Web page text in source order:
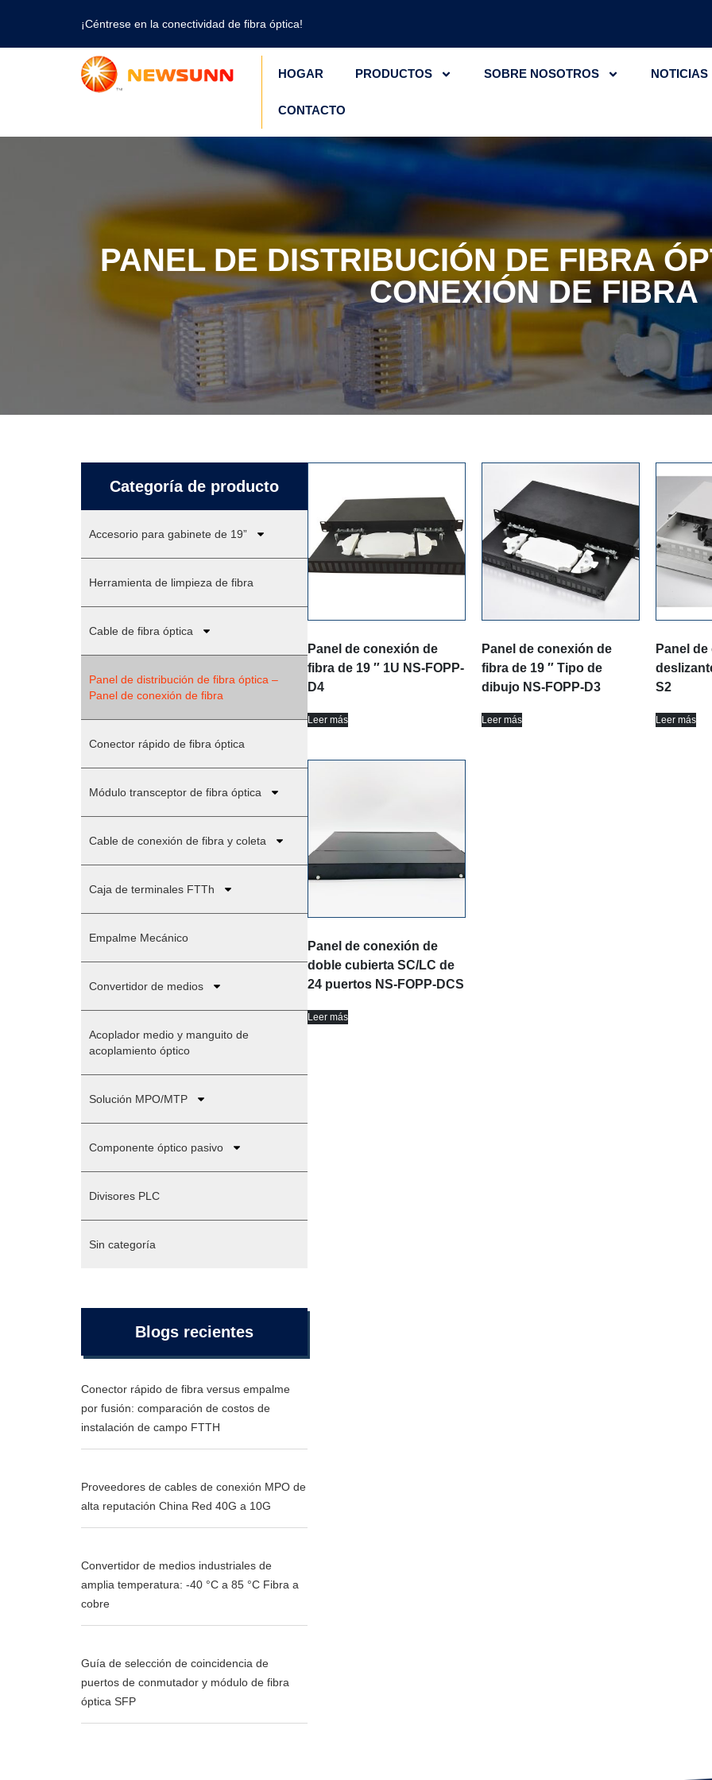
¡Céntrese en la conectividad de fibra óptica!
HOGAR PRODUCTOS SOBRE NOSOTROS NOTICIAS
CONTACTO
PANEL DE DISTRIBUCIÓN DE FIBRA
CONEXIÓN DE FIBRA
Categoría de producto
Accesorio para gabinete de 19”
Herramienta de limpieza de fibra
Cable de fibra óptica
Panel de distribución de fibra óptica –
Panel de conexión de fibra
Conector rápido de fibra óptica
Módulo transceptor de fibra óptica
Cable de conexión de fibra y coleta
Caja de terminales FTTh
Empalme Mecánico
Convertidor de medios
Acoplador medio y manguito de
acoplamiento óptico
Solución MPO/MTP
Componente óptico pasivo
Divisores PLC
Sin categoría
Blogs recientes
Conector rápido de fibra versus empalme
por fusión: comparación de costos de
instalación de campo FTTH
Proveedores de cables de conexión MPO de
alta reputación China Red 40G a 10G
Convertidor de medios industriales de
amplia temperatura: -40 °C a 85 °C Fibra a
cobre
Guía de selección de coincidencia de
puertos de conmutador y módulo de fibra
óptica SFP
Panel de conexión de
fibra de 19 ″ 1U NS-FOPP-
D4
Leer más
Panel de conexión de
fibra de 19 ″ Tipo de
dibujo NS-FOPP-D3
Leer más
Panel
S2
Leer más
Panel de conexión de
doble cubierta SC/LC de
24 puertos NS-FOPP-DCS
Leer más